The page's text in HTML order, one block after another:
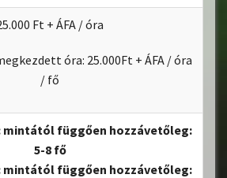
Ft + ÁFA / óra
óra: 25.000Ft + ÁFA / óra
/ fő
mintától függően hozzávetőleg:
5-8 fő
mintától függően hozzávetőleg: